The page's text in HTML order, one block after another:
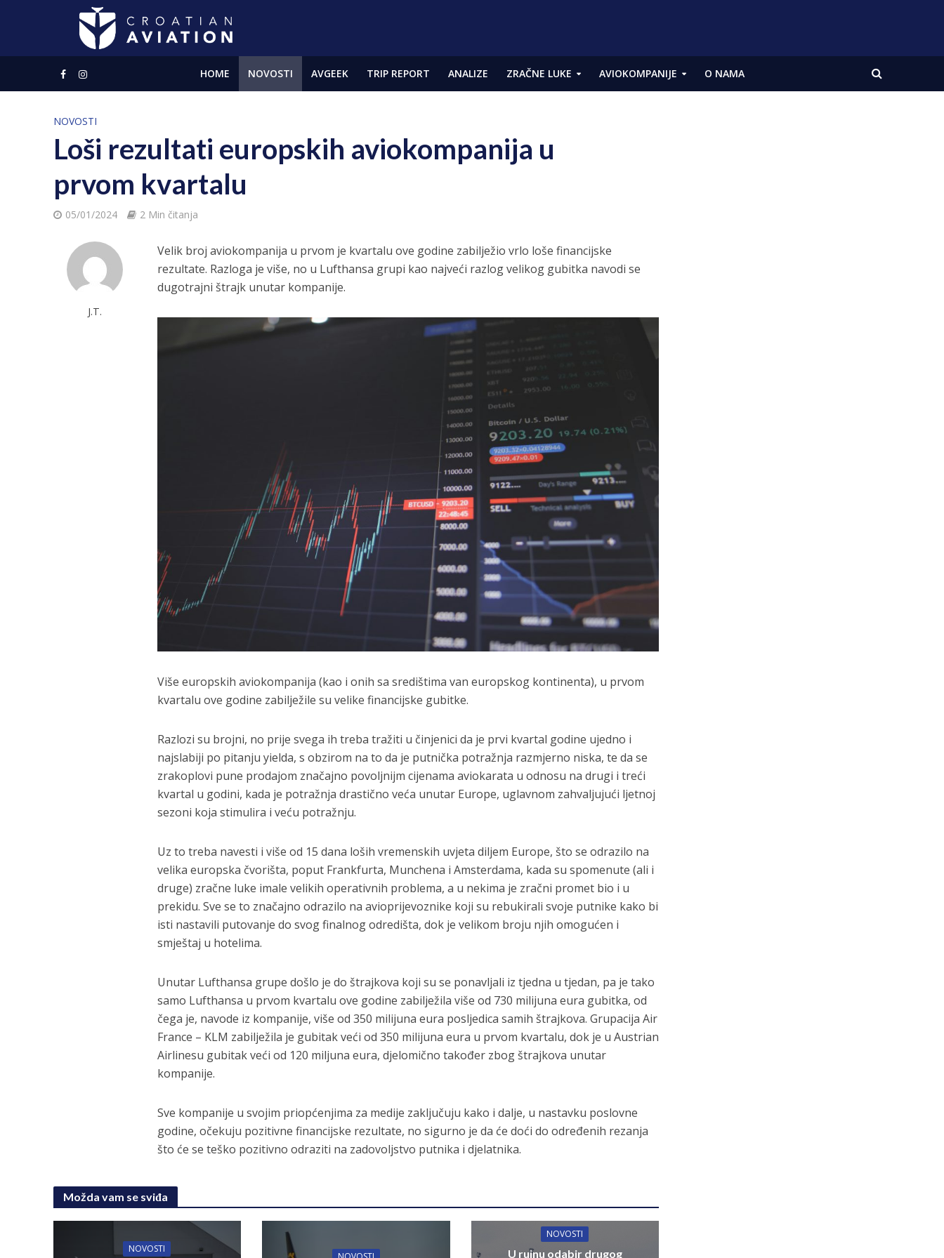
HOME NOVOSTI AVGEEK TRIP REPORT ANALIZE ZRAČNE LUKE AVIOKOMPANIJE O NAMA
NOVOSTI
Loši rezultati europskih aviokompanija u
prvom kvartalu
05/01/2024 2 Min čitanja
J.T.
Velik broj aviokompanija u prvom je kvartalu ove godine zabilježio vrlo loše financijske
rezultate. Razloga je više, no u Lufthansa grupi kao najveći razlog velikog gubitka navodi se
dugotrajni štrajk unutar kompanije.
Više europskih aviokompanija (kao i onih sa središtima van europskog kontinenta), u prvom
kvartalu ove godine zabilježile su velike financijske gubitke.
Razlozi su brojni, no prije svega ih treba tražiti u činjenici da je prvi kvartal godine ujedno i
najslabiji po pitanju yielda, s obzirom na to da je putnička potražnja razmjerno niska, te da se
zrakoplovi pune prodajom značajno povoljnijm cijenama aviokarata u odnosu na drugi i treći
kvartal u godini, kada je potražnja drastično veća unutar Europe, uglavnom zahvaljujući ljetnoj
sezoni koja stimulira i veću potražnju.
Uz to treba navesti i više od 15 dana loših vremenskih uvjeta diljem Europe, što se odrazilo na
velika europska čvorišta, poput Frankfurta, Munchena i Amsterdama, kada su spomenute (ali i
druge) zračne luke imale velikih operativnih problema, a u nekima je zračni promet bio i u
prekidu. Sve se to značajno odrazilo na avioprijevoznike koji su rebukirali svoje putnike kako bi
isti nastavili putovanje do svog finalnog odredišta, dok je velikom broju njih omogućen i
smještaj u hotelima.
Unutar Lufthansa grupe došlo je do štrajkova koji su se ponavljali iz tjedna u tjedan, pa je tako
samo Lufthansa u prvom kvartalu ove godine zabilježila više od 730 milijuna eura gubitka, od
čega je, navode iz kompanije, više od 350 milijuna eura posljedica samih štrajkova. Grupacija Air
France – KLM zabilježila je gubitak veći od 350 milijuna eura u prvom kvartalu, dok je u Austrian
Airlinesu gubitak veći od 120 miljuna eura, djelomično također zbog štrajkova unutar
kompanije.
Sve kompanije u svojim priopćenjima za medije zaključuju kako i dalje, u nastavku poslovne
godine, očekuju pozitivne financijske rezultate, no sigurno je da će doći do određenih rezanja
što će se teško pozitivno odraziti na zadovoljstvo putnika i djelatnika.
Možda vam se sviđa
NOVOSTI
NOVOSTI
U rujnu odabir drugog